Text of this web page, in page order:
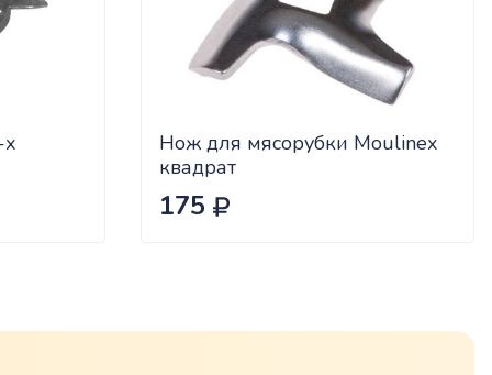
Нож для мясорубки Moulinex
квадрат
175